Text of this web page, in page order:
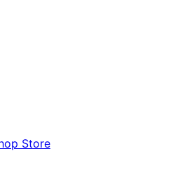
Store